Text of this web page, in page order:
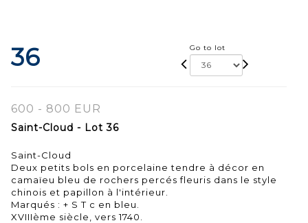
36 Go to lot
600 - 800 EUR
Saint-Cloud - Lot 36
Saint-Cloud
Deux petits bols en porcelaine tendre à décor en
camaïeu bleu de rochers percés fleuris dans le style
chinois et papillon à l'intérieur.
Marqués : + S T c en bleu.
XVIIIème siècle, vers 1740.